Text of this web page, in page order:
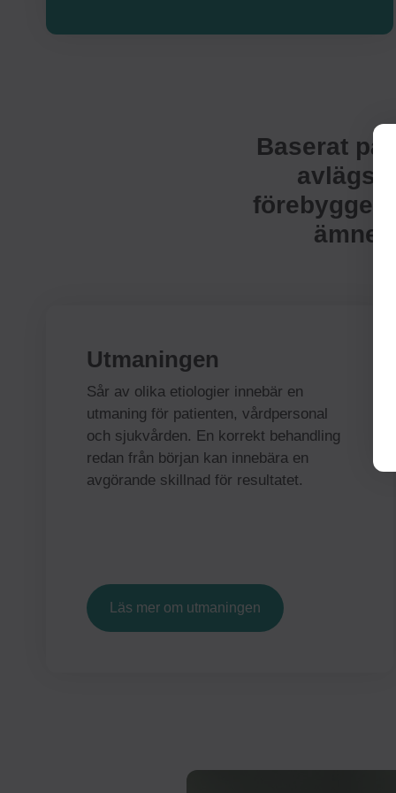
Baserat
förebygger
Utmaningen
Sår av olika etiologier innebär en
utmaning för patienten, vårdpersonal
och sjukvården. En korrekt behandling
redan från början kan innebära en
avgörande skillnad för resultatet.
Läs mer om utmaningen